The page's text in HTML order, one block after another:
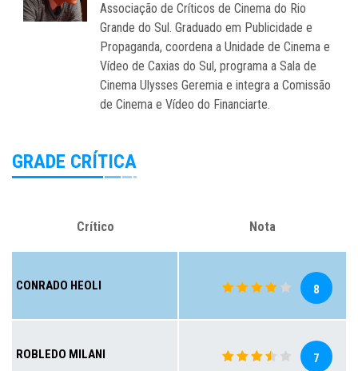
Associação de Críticos de Cinema do Rio
Grande do Sul. Graduado em Publicidade e
Propaganda, coordena a Unidade de Cinema e
Vídeo de Caxias do Sul, programa a Sala de
Cinema Ulysses Geremia e integra a Comissão
de Cinema e Vídeo do Financiarte.
GRADE CRÍTICA
Crítico Nota
CONRADO HEOLI 8
ROBLEDO MILANI 7